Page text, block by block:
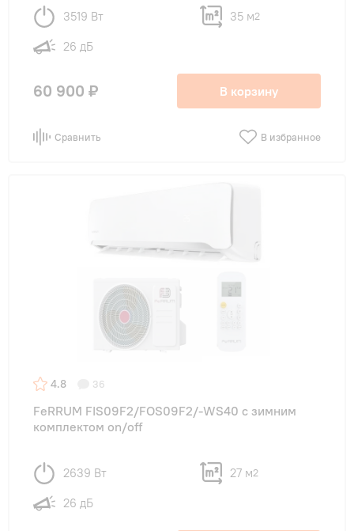
3519 Вт 35 м2
26 дБ
60 900 ₽ В корзину
Сравнить В избранное
4.8 36
FeRRUM FIS09F2/FOS09F2/-WS40 с зимним
комплектом on/off
2639 Вт 27 м2
26 дБ